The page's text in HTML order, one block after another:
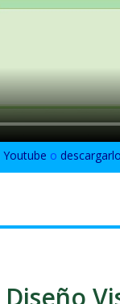
Youtube o
Diseño